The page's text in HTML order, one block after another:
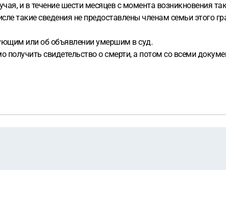
и в течение шести месяцев с момента возникновения
такие сведения не предоставлены членам семьи
или об объявлении умершим в суд.
получить свидетельство о смерти, а потом со всеми